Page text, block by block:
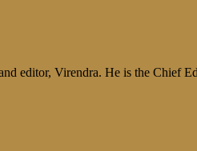
editor, Virendra. He is the Chief